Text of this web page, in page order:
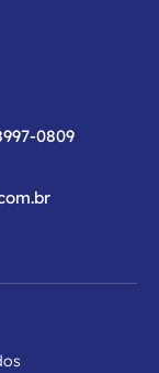
0809